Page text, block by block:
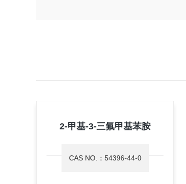
2-甲基-3-三氟甲基苯胺
CAS NO.：54396-44-0